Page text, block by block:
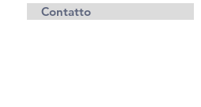
Contatto